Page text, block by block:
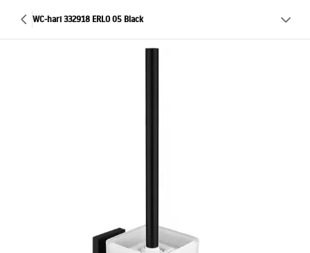
WC-hari 332918 ERLO 05 Black